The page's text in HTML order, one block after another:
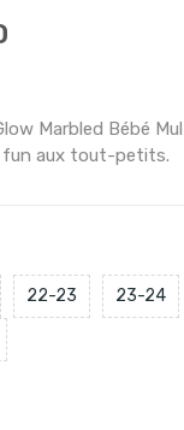
Marbled Bébé
aux tout-petits.
22-23 23-24